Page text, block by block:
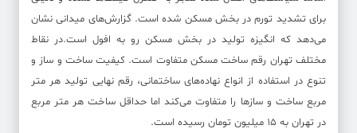
برای تشدید تورم در بخش مسکن شده است. گزارش‌های میدانی نشان
می‌دهد که انگیزه تولید در بخش مسکن رو به افول است.در نقاط
مختلف تهران رقم ساخت مسکن متفاوت است. کیفیت ساخت و ساز و
تنوع در استفاده از انواع نهاده‌های ساختمانی، رقم نهایی تولید هر متر
مربع ساخت و ساز‌ها را متفاوت می‌کند اما حداقل ساخت هر متر مربع
در تهران به ۱۵ میلیون تومان رسیده است.